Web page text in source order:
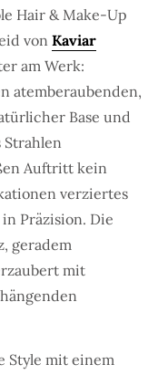
Hair & Make-Up
von Kaviar
am Werk:
atemberaubenden,
Base und
Auftritt kein
verziertes
Präzision. Die
geradem
mit
Style mit einem